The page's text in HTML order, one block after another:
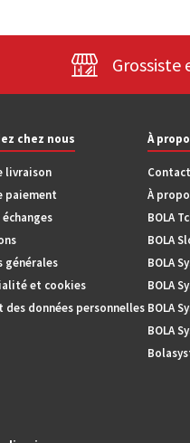
chez nous
livraison
paiement
générales
et cookies
des données personnelles
À
À
BOLA
BOLA
BOLA
BOLA
BOLA
BOLA